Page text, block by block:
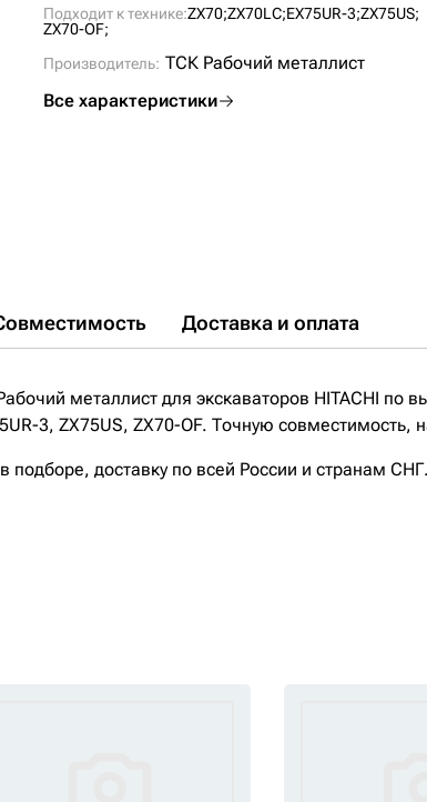
Подходит к технике:ZX70;ZX70LC;EX75UR-3;ZX75US;
ZX70-OF;
Производитель: ТСК Рабочий металлист
Все характеристики
Доставка и оплата
металлист для экскаваторов HITACHI
3, ZX75US, ZX70-OF. Точную совместимость,
доставку по всей России и странам СНГ.